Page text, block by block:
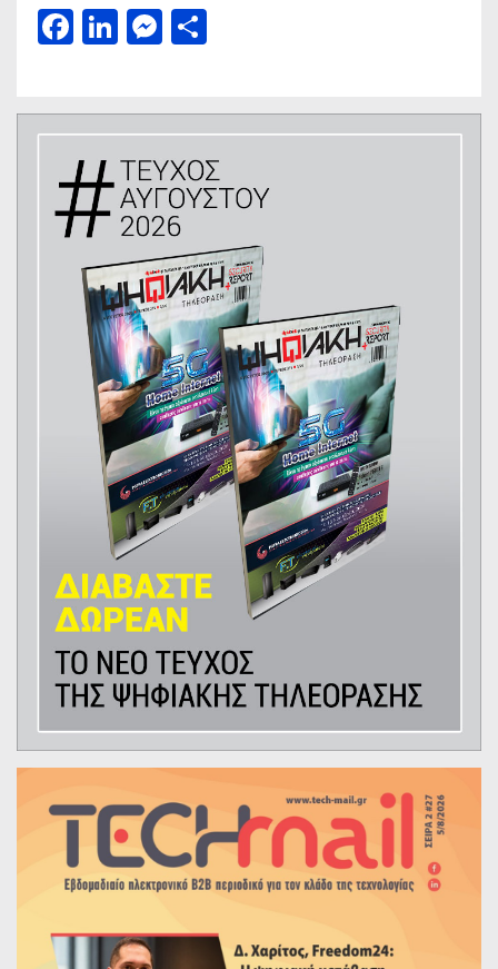
Facebook
LinkedIn
Messenger